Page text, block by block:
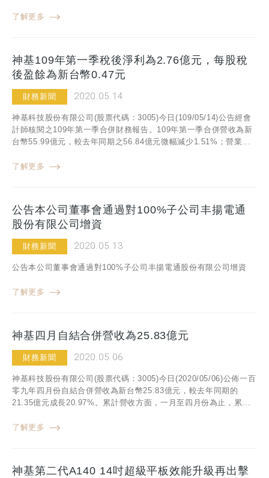
了解更多
神基109年第一季稅後淨利為2.76億元，每股稅
後盈餘為新台幣0.47元
財務新聞 2020.05.14
神基科技股份有限公司(股票代碼：3005)今日(109/05/14)公告經會
計師核閱之109年第一季合併財務報告。109年第一季合併營收為新
台幣55.99億元，較去年同期之56.84億元微幅減少1.51%；營業...
了解更多
公告本公司董事會通過對100%子公司丰揚電通
股份有限公司增資
財務新聞 2020.05.13
公告本公司董事會通過對100%子公司丰揚電通股份有限公司增資
了解更多
神基四月自結合併營收為25.83億元
財務新聞 2020.05.06
神基科技股份有限公司(股票代碼：3005)今日(2020/05/06)公佈一百
零九年四月份自結合併營收為新台幣25.83億元，較去年同期的
21.35億元成長20.97%。累計營收方面，一月至四月份為止，累...
了解更多
神基第二代A140 14吋超級平板效能升級再出擊